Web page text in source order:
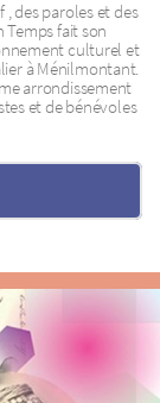
, des paroles et des
Temps fait son
culturel et
à Ménilmontant.
arrondissement
et de bénévoles